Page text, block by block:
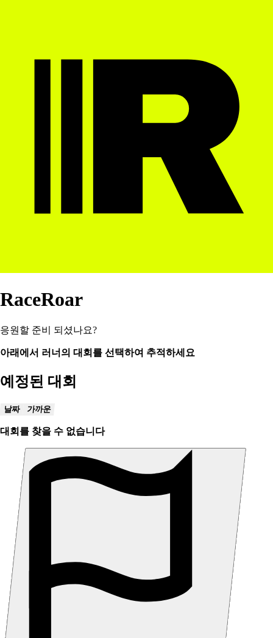
RaceRoar
응원할 준비 되셨나요?
아래에서 러너의 대회를 선택하여 추적하세요
예정된 대회
날짜 가까운
대회를 찾을 수 없습니다